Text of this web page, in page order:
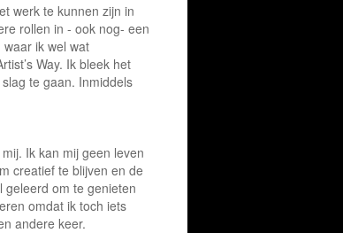
werk te kunnen zijn in
rollen in - ook nog- een
ik wel wat
Way. Ik bleek het
te gaan. Inmiddels
Ik kan mij geen leven
creatief te blijven en de
om te genieten
omdat ik toch iets
andere keer.